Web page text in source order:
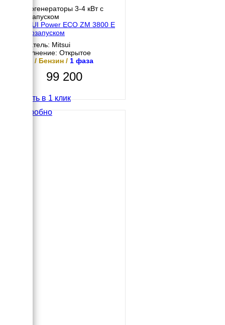
Бензогенераторы 3-4 кВт с
автозапуском
MITSUI Power ECO ZM 3800 E
с автозапуском
Двигатель: Mitsui
Исполнение: Открытое
3 кВт / Бензин / 1 фаза
99 200
Купить в 1 клик
Подробно